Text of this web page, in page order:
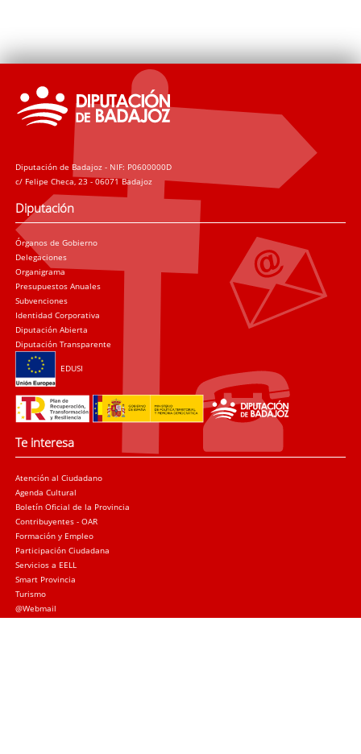
Diputación de Badajoz - NIF: P0600000D
c/ Felipe Checa, 23 - 06071 Badajoz
Diputación
Órganos de Gobierno
Delegaciones
Organigrama
Presupuestos Anuales
Subvenciones
Identidad Corporativa
Diputación Abierta
Diputación Transparente
EDUSI
Te interesa
Atención al Ciudadano
Agenda Cultural
Boletín Oficial de la Provincia
Contribuyentes - OAR
Formación y Empleo
Participación Ciudadana
Servicios a EELL
Smart Provincia
Turismo
@Webmail